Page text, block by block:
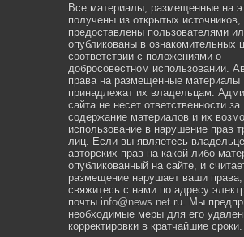
Все материалы, размещенные на
получены из открытых источников,
предоставлены пользователями
опубликованы в ознакомительных
соответствии с положениями о
добросовестном использовании.
права на размещенные материалы
принадлежат их владельцам.
сайта не несет ответственности за
содержание материалов и их
использование в нарушение прав
лиц. Если вы являетесь
авторских прав на какой-либо
опубликованный на сайте, и
размещение нарушает ваши права,
свяжитесь с нами по адресу
почты info@news.net.ru . Мы
необходимые меры для его
корректировки в кратчайшие сроки.